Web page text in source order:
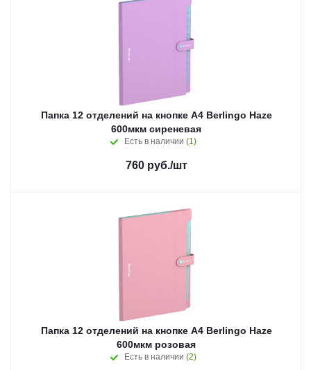
Папка 12 отделений на кнопке А4 Berlingo Haze
600мкм сиреневая
Есть в наличии (1)
760руб./шт
Папка 12 отделений на кнопке А4 Berlingo Haze
600мкм розовая
Есть в наличии (2)